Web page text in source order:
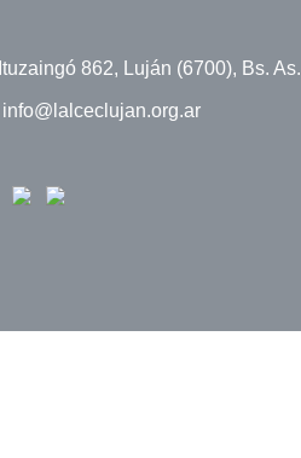
Ituzaingó 862, Luján (6700), Bs. As.
info@lalceclujan.org.ar